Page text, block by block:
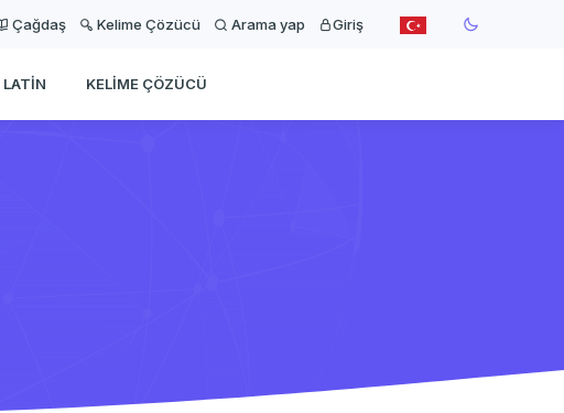
Çağdaş Kelime Çözücü Arama yap Giriş
LATIN KELIME ÇÖZÜCÜ